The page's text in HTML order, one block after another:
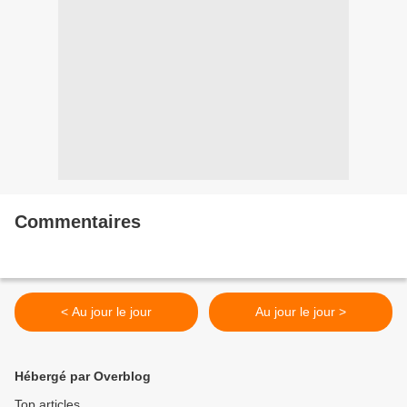
Commentaires
< Au jour le jour Au jour le jour >
Hébergé par Overblog